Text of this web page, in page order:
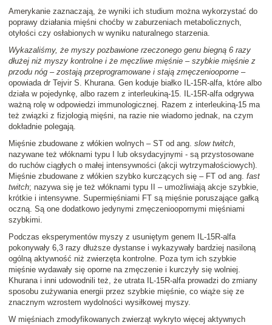
Amerykanie zaznaczają, że wyniki ich studium można wykorzystać do
poprawy działania mięśni choćby w zaburzeniach metabolicznych,
otyłości czy osłabionych w wyniku naturalnego starzenia.
Wykazaliśmy, że myszy pozbawione rzeczonego genu biegną 6 razy
dłużej niż myszy kontrolne i że męczliwe mięśnie – szybkie mięśnie z
przodu nóg – zostają przeprogramowane i stają zmęczeniooporne –
opowiada dr Tejvir S. Khurana. Gen koduje białko IL-15R-alfa, które albo
działa w pojedynkę, albo razem z interleukiną-15. IL-15R-alfa odgrywa
ważną rolę w odpowiedzi immunologicznej. Razem z interleukiną-15 ma
też związki z fizjologią mięśni, na razie nie wiadomo jednak, na czym
dokładnie polegają.
Mięśnie zbudowane z włókien wolnych – ST od ang. slow twitch,
nazywane też włóknami typu I lub oksydacyjnymi - są przystosowane
do ruchów ciągłych o małej intensywności (akcji wytrzymałościowych).
Mięśnie zbudowane z włókien szybko kurczących się – FT od ang. fast
twitch; nazywa się je też włóknami typu II – umożliwiają akcje szybkie,
krótkie i intensywne. Supermięśniami FT są mięśnie poruszające gałką
oczną. Są one dodatkowo jedynymi zmęczenioopornymi mięśniami
szybkimi.
Podczas eksperymentów myszy z usuniętym genem IL-15R-alfa
pokonywały 6,3 razy dłuższe dystanse i wykazywały bardziej nasiloną
ogólną aktywność niż zwierzęta kontrolne. Poza tym ich szybkie
mięśnie wydawały się oporne na zmęczenie i kurczyły się wolniej.
Khurana i inni udowodnili też, że utrata IL-15R-alfa prowadzi do zmiany
sposobu zużywania energii przez szybkie mięśnie, co wiąże się ze
znacznym wzrostem wydolności wysiłkowej myszy.
W mięśniach zmodyfikowanych zwierząt wykryto więcej aktywnych